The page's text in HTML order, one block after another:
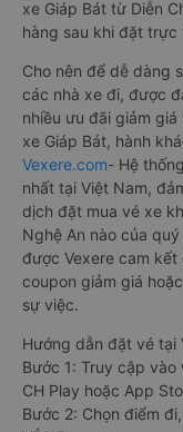
xe Giáp Bát từ Diễn
hàng sau khi đặt
Cho nên để dễ dàng
các nhà xe đi, được
nhiều ưu đãi giảm
xe Giáp Bát, hành
Vexere.com- Hệ
nhất tại Việt Nam,
dịch đặt mua vé xe
Nghệ An nào của
được Vexere cam
coupon giảm giá
sự việc.
Hướng dẫn đặt vé tại
Bước 1: Truy cập
CH Play hoặc App
Bước 2: Chọn điểm